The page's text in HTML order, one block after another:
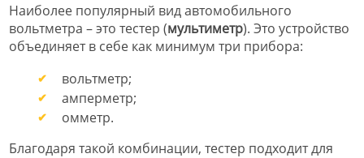
Наиболее популярный вид автомобильного
вольтметра – это тестер (мультиметр). Это устройство
объединяет в себе как минимум три прибора:
вольтметр;
амперметр;
омметр.
Благодаря такой комбинации, тестер подходит для